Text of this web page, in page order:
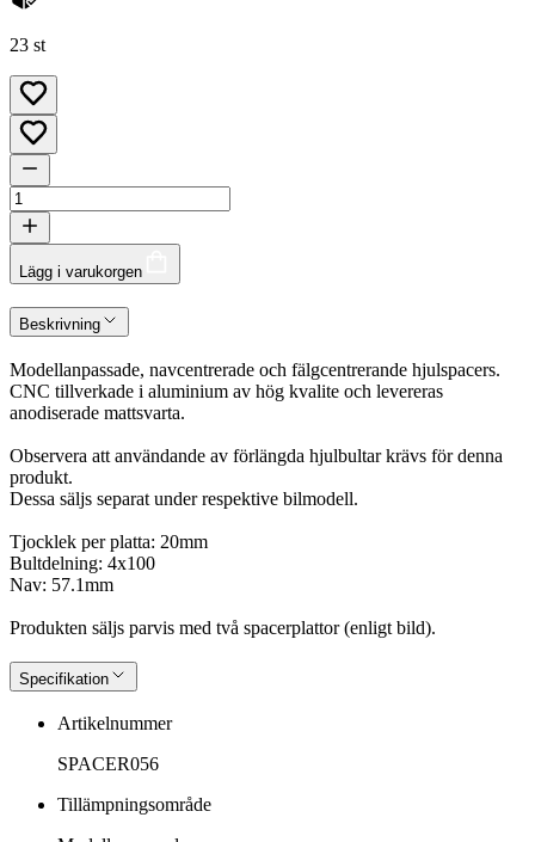
23 st
Lägg i varukorgen
Beskrivning
Modellanpassade, navcentrerade och fälgcentrerande hjulspacers.
CNC tillverkade i aluminium av hög kvalite och levereras
anodiserade mattsvarta.
Observera att användande av förlängda hjulbultar krävs för denna
produkt.
Dessa säljs separat under respektive bilmodell.
Tjocklek per platta: 20mm
Bultdelning: 4x100
Nav: 57.1mm
Produkten säljs parvis med två spacerplattor (enligt bild).
Specifikation
Artikelnummer
SPACER056
Tillämpningsområde